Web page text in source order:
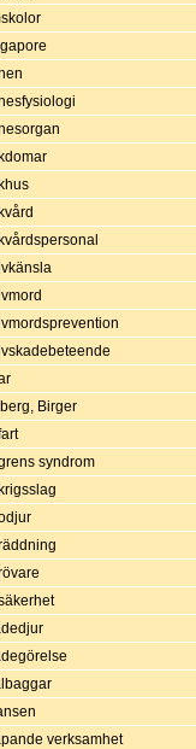
Birger
syndrom
verksamhet